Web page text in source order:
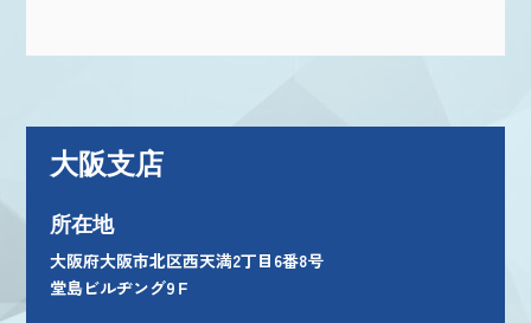
大阪支店
所在地
大阪府大阪市北区西天満2丁目6番8号
堂島ビルヂング9Ｆ